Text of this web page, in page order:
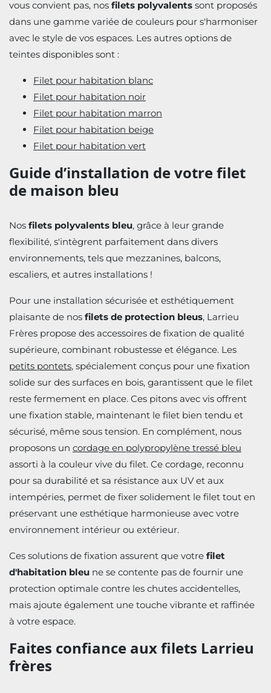
vous convient pas, nos filets polyvalents sont proposés
dans une gamme variée de couleurs pour s'harmoniser
avec le style de vos espaces. Les autres options de
teintes disponibles sont :
Filet pour habitation blanc
Filet pour habitation noir
Filet pour habitation marron
Filet pour habitation beige
Filet pour habitation vert
Guide d’installation de votre filet
de maison bleu
Nos filets polyvalents bleu, grâce à leur grande
flexibilité, s'intègrent parfaitement dans divers
environnements, tels que mezzanines, balcons,
escaliers, et autres installations !
Pour une installation sécurisée et esthétiquement
plaisante de nos filets de protection bleus, Larrieu
Frères propose des accessoires de fixation de qualité
supérieure, combinant robustesse et élégance. Les
petits pontets, spécialement conçus pour une fixation
solide sur des surfaces en bois, garantissent que le filet
reste fermement en place. Ces pitons avec vis offrent
une fixation stable, maintenant le filet bien tendu et
sécurisé, même sous tension. En complément, nous
proposons un cordage en polypropylène tressé bleu
assorti à la couleur vive du filet. Ce cordage, reconnu
pour sa durabilité et sa résistance aux UV et aux
intempéries, permet de fixer solidement le filet tout en
préservant une esthétique harmonieuse avec votre
environnement intérieur ou extérieur.
Ces solutions de fixation assurent que votre filet
d'habitation bleu ne se contente pas de fournir une
protection optimale contre les chutes accidentelles,
mais ajoute également une touche vibrante et raffinée
à votre espace.
Faites confiance aux filets Larrieu
frères